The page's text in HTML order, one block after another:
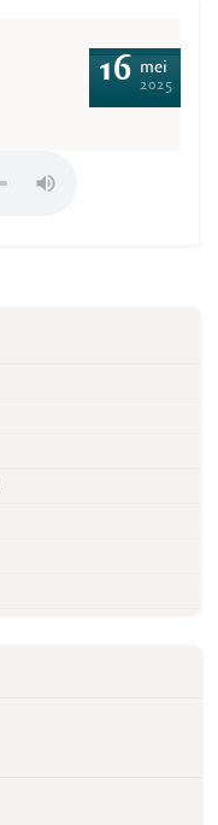
16 mei
2025